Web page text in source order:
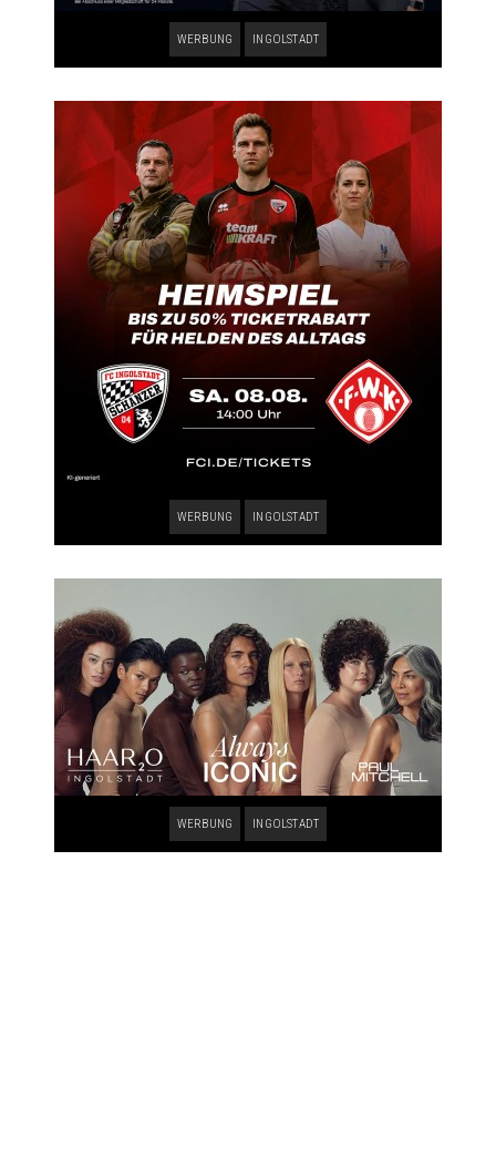
WERBUNG INGOLSTADT
WERBUNG INGOLSTADT
WERBUNG INGOLSTADT